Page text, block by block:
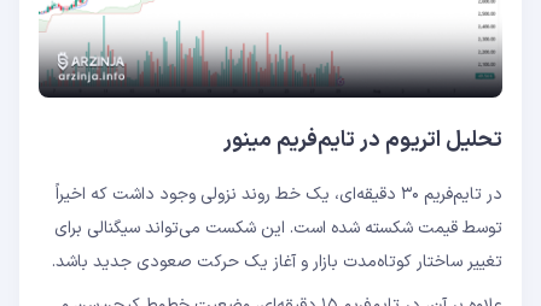
تحلیل اتریوم در تایم‌فریم مینور
در تایم‌فریم ۳۰ دقیقه‌ای، یک خط روند نزولی وجود داشت که اخیراً
توسط قیمت شکسته شده است. این شکست می‌تواند سیگنالی برای
تغییر ساختار کوتاه‌مدت بازار و آغاز یک حرکت صعودی جدید باشد.